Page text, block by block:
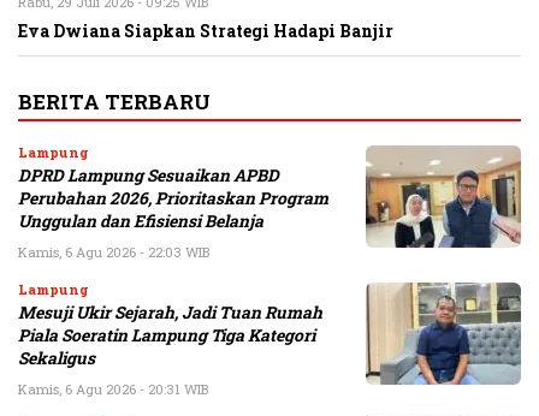
Eva Dwiana Siapkan Strategi Hadapi Banjir
BERITA TERBARU
Lampung
DPRD Lampung Sesuaikan APBD
Perubahan 2026, Prioritaskan Program
Unggulan dan Efisiensi Belanja
Kamis, 6 Agu 2026 - 22:03 WIB
Lampung
Mesuji Ukir Sejarah, Jadi Tuan Rumah
Piala Soeratin Lampung Tiga Kategori
Sekaligus
Kamis, 6 Agu 2026 - 20:31 WIB